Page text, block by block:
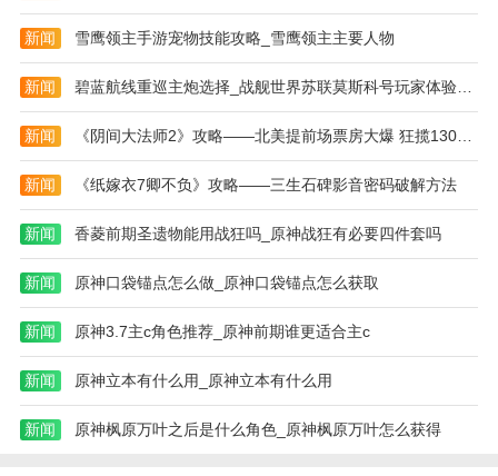
新闻 雪鹰领主手游宠物技能攻略_雪鹰领主主要人物
新闻 碧蓝航线重巡主炮选择_战舰世界苏联莫斯科号玩家体验怎么样，高爆
新闻 《阴间大法师2》攻略——北美提前场票房大爆 狂揽1300万美元
新闻 《纸嫁衣7卿不负》攻略——三生石碑影音密码破解方法
新闻 香菱前期圣遗物能用战狂吗_原神战狂有必要四件套吗
新闻 原神口袋锚点怎么做_原神口袋锚点怎么获取
新闻 原神3.7主c角色推荐_原神前期谁更适合主c
新闻 原神立本有什么用_原神立本有什么用
新闻 原神枫原万叶之后是什么角色_原神枫原万叶怎么获得